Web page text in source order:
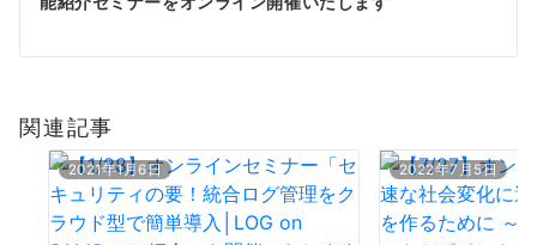
ー
ョ
ン
関連記事
2021年1月6日 2022年7月5日